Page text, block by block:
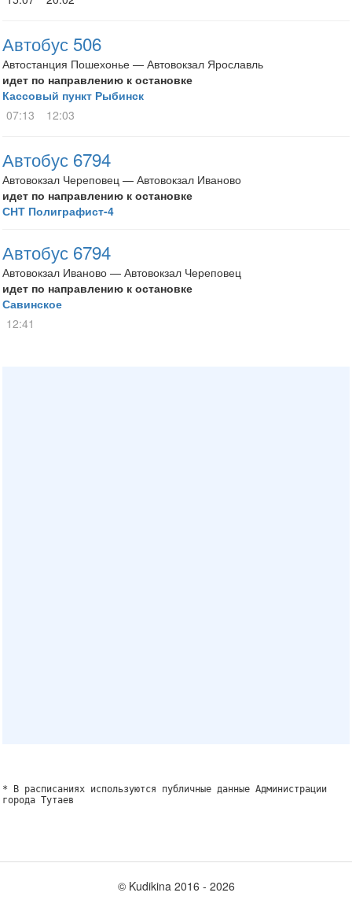
Автобус 506
Автостанция Пошехонье — Автовокзал Ярославль
идет по направлению к остановке
Кассовый пункт Рыбинск
07:13
12:03
Автобус 6794
Автовокзал Череповец — Автовокзал Иваново
идет по направлению к остановке
СНТ Полиграфист-4
Автобус 6794
Автовокзал Иваново — Автовокзал Череповец
идет по направлению к остановке
Савинское
12:41
* В расписаниях используются публичные данные Администрации
города Тутаев
© Kudikina 2016 ‐ 2026